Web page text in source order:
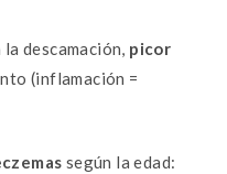
descamación, picor
(inflamación =
según la edad: